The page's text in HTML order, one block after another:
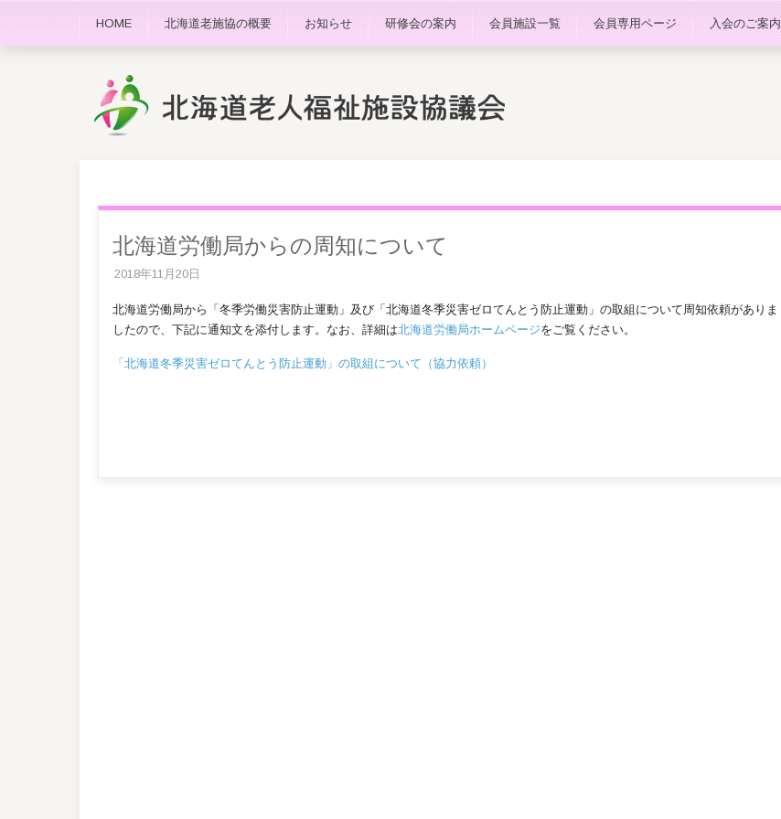
HOME 北海道老施協の概要 お知らせ 研修会の案内 会員施設一覧 会員専用ページ 入会のご案内
北海道労働局からの周知について
2018年11月20日
北海道労働局から「冬季労働災害防止運動」及び「北海道冬季災害ゼロてんとう防止運動」の取組について周知依頼がありま
したので、下記に通知文を添付します。なお、詳細は北海道労働局ホームページをご覧ください。
「北海道冬季災害ゼロてんとう防止運動」の取組について（協力依頼）